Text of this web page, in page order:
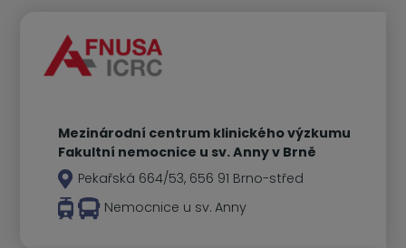
Mezinárodní centrum klinického výzkumu
Fakultní nemocnice u sv. Anny v Brně
Pekařská 664/53, 656 91 Brno-střed
Nemocnice u sv. Anny